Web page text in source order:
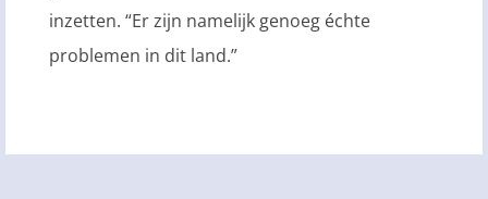
inzetten. “Er zijn namelijk genoeg échte
problemen in dit land.”